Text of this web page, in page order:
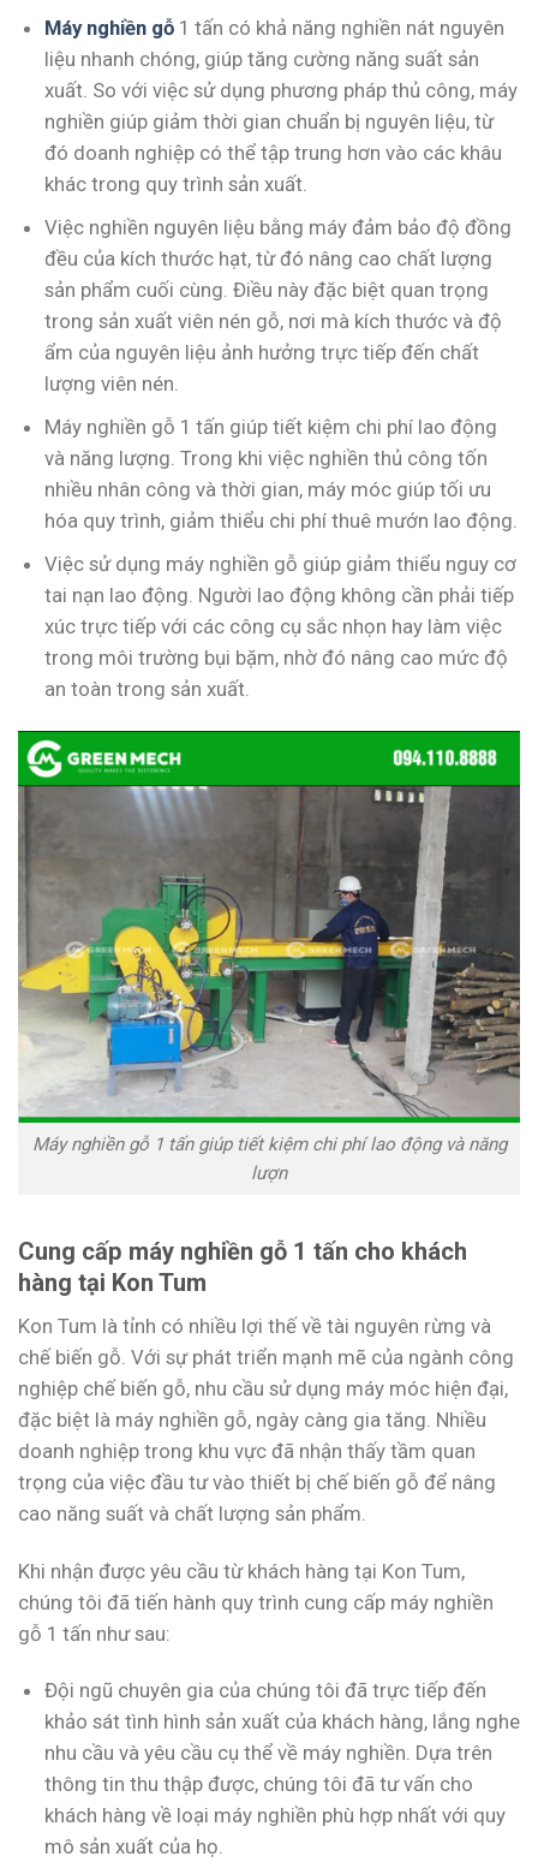
Máy nghiền gỗ1 tấn có khả năng nghiền nát nguyên
liệu nhanh chóng, giúp tăng cường năng suất sản
xuất. So với việc sử dụng phương pháp thủ công, máy
nghiền giúp giảm thời gian chuẩn bị nguyên liệu, từ
đó doanh nghiệp có thể tập trung hơn vào các khâu
khác trong quy trình sản xuất.
Việc nghiền nguyên liệu bằng máy đảm bảo độ đồng
đều của kích thước hạt, từ đó nâng cao chất lượng
sản phẩm cuối cùng. Điều này đặc biệt quan trọng
trong sản xuất viên nén gỗ, nơi mà kích thước và độ
ẩm của nguyên liệu ảnh hưởng trực tiếp đến chất
lượng viên nén.
Máy nghiền gỗ 1 tấn giúp tiết kiệm chi phí lao động
và năng lượng. Trong khi việc nghiền thủ công tốn
nhiều nhân công và thời gian, máy móc giúp tối ưu
hóa quy trình, giảm thiểu chi phí thuê mướn lao động.
Việc sử dụng máy nghiền gỗ giúp giảm thiểu nguy cơ
tai nạn lao động. Người lao động không cần phải tiếp
xúc trực tiếp với các công cụ sắc nhọn hay làm việc
trong môi trường bụi bặm, nhờ đó nâng cao mức độ
an toàn trong sản xuất.
Máy nghiền gỗ 1 tấn giúp tiết kiệm chi phí lao động và năng
lượn
Cung cấp máy nghiền gỗ 1 tấn cho khách
hàng tại Kon Tum
Kon Tum là tỉnh có nhiều lợi thế về tài nguyên rừng và
chế biến gỗ. Với sự phát triển mạnh mẽ của ngành công
nghiệp chế biến gỗ, nhu cầu sử dụng máy móc hiện đại,
đặc biệt là máy nghiền gỗ, ngày càng gia tăng. Nhiều
doanh nghiệp trong khu vực đã nhận thấy tầm quan
trọng của việc đầu tư vào thiết bị chế biến gỗ để nâng
cao năng suất và chất lượng sản phẩm.
Khi nhận được yêu cầu từ khách hàng tại Kon Tum,
chúng tôi đã tiến hành quy trình cung cấp máy nghiền
gỗ 1 tấn như sau:
Đội ngũ chuyên gia của chúng tôi đã trực tiếp đến
khảo sát tình hình sản xuất của khách hàng, lắng nghe
nhu cầu và yêu cầu cụ thể về máy nghiền. Dựa trên
thông tin thu thập được, chúng tôi đã tư vấn cho
khách hàng về loại máy nghiền phù hợp nhất với quy
mô sản xuất của họ.